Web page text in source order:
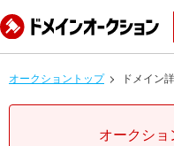
オークショントップ ドメイン
オークショ